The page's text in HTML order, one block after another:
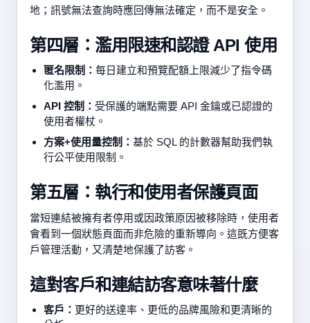
地；訊號無法查詢時應回傳無法確定，而不是安全。
第四層：濫用限速和認證 API 使用
匿名限制： 每日建立和預覽配額上限減少了指令碼
化濫用。
API 控制： 受保護的端點需要 API 金鑰或已認證的
使用者權杖。
方案+使用量控制： 基於 SQL 的計數器幫助我們執
行公平使用限制。
第五層：執行和使用者保護頁面
當短連結被擁有者停用或因政策原因被移除時，使用者
會看到一個狀態頁面而非危險的重新導向。這既方便客
戶管理活動，又清楚地保護了訪客。
這對客戶和連結訪客意味著什麼
客戶： 更好的送達率、更低的品牌風險和更清晰的